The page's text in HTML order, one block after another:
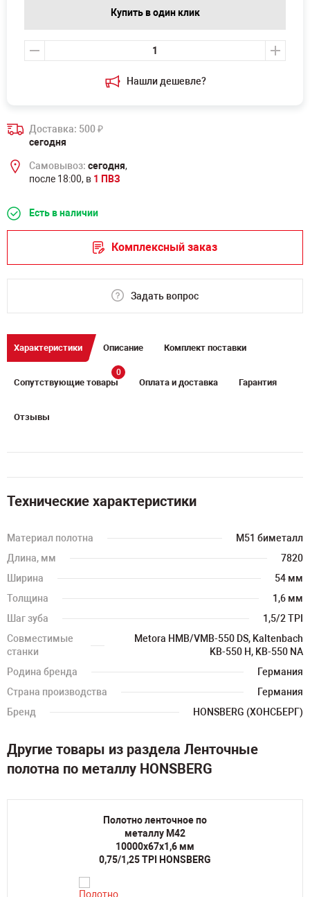
Нашли дешевле?
Купить в один клик
Доставка: 500₽
сегодня
Самовывоз: сегодня,
после 18:00, в 1 ПВЗ
Есть в наличии
Комплексный заказ
Задать вопрос
Характеристики Описание Комплект поставки
Сопутствующие товары
0
Оплата и доставка Гарантия
Отзывы
Технические характеристики
Материал полотна
M51 биметалл
Длина, мм
7820
Ширина
54 мм
Толщина
1,6 мм
Шаг зуба
1,5/2 TPI
Совместимые
станки
Metora HMB/VMB-550 DS, Kaltenbach
KB-550 H, KB-550 NA
Родина бренда
Германия
Страна производства
Германия
Бренд
HONSBERG (ХОНСБЕРГ)
Другие товары из раздела Ленточные
полотна по металлу HONSBERG
Полотно ленточное по
металлу M42
10000х67х1,6 мм
0,75/1,25 TPI HONSBERG